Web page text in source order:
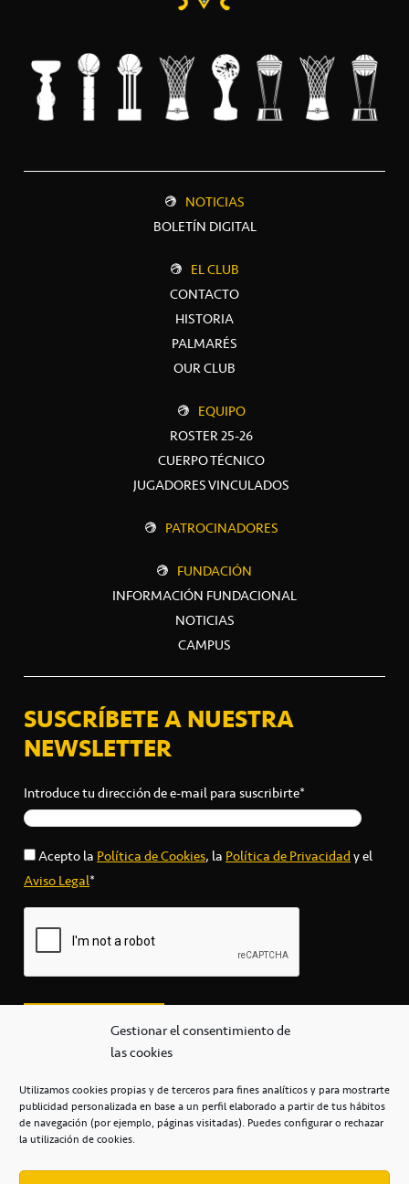
Gestionar el consentimiento de
las cookies
Utilizamos cookies propias y de terceros para fines analíticos y para mostrarte
publicidad personalizada en base a un perfil elaborado a partir de tus hábitos
de navegación (por ejemplo, páginas visitadas). Puedes configurar o rechazar
la utilización de cookies.
NOTICIAS
BOLETÍN DIGITAL
EL CLUB
CONTACTO
HISTORIA
PALMARÉS
OUR CLUB
EQUIPO
ROSTER 25-26
CUERPO TÉCNICO
JUGADORES VINCULADOS
PATROCINADORES
FUNDACIÓN
INFORMACIÓN FUNDACIONAL
NOTICIAS
CAMPUS
SUSCRÍBETE A NUESTRA
NEWSLETTER
Introduce tu dirección de e-mail para suscribirte*
Acepto laPolítica de Cookies, laPolítica de Privacidady el
Aviso Legal*
secretaria@cbcanarias.es
+34 922 253 684